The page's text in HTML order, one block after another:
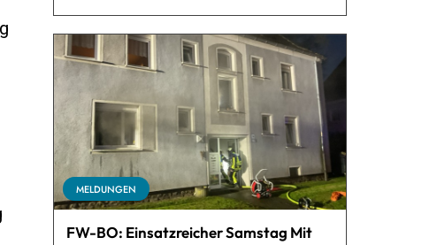
MELDUNGEN
FW-BO: Einsatzreicher Samstag Mit